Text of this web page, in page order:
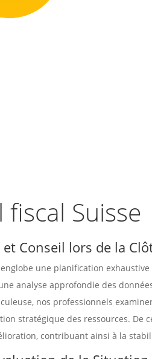
fiscal Suisse
Conseil lors de la
englobe une planification
analyse approfondie des
nos professionnels
stratégique des ressources.
contribuant ainsi à la